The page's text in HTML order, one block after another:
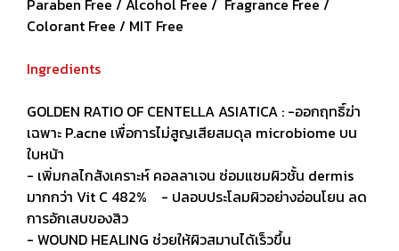
Paraben Free / Alcohol Free / Fragrance Free /
Colorant Free / MIT Free
Ingredients
GOLDEN RATIO OF CENTELLA ASIATICA : -ออกฤทธิ์ฆ่า
เฉพาะ P.acne เพื่อการไม่สูญเสียสมดุล microbiome บน
ใบหน้า
- เพิ่มกลไกสังเคราะห์ คอลลาเจน ซ่อมแซมผิวชั้น dermis
มากกว่า Vit C 482% - ปลอบประโลมผิวอย่างอ่อนโยน ลด
การอักเสบของสิว
- WOUND HEALING ช่วยให้ผิวสมานได้เร็วขึ้น